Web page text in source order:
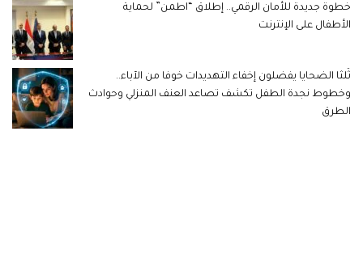
خطوة جديدة للأمان الرقمي.. إطلاق “اطمن” لحماية
الأطفال على الإنترنت
ثُلثا الضحايا يفضلون إخفاء التهديدات خوفا من الآباء..
وخطوط نجدة الطفل تكشف تصاعد العنف المنزلي وحوادث
الطرق